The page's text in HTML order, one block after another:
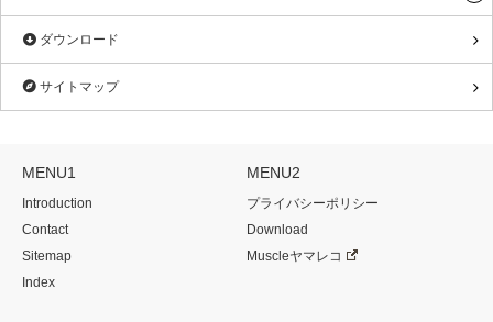
ダウンロード
サイトマップ
MENU1
Introduction
Contact
Sitemap
Index
MENU2
プライバシーポリシー
Download
Muscleヤマレコ